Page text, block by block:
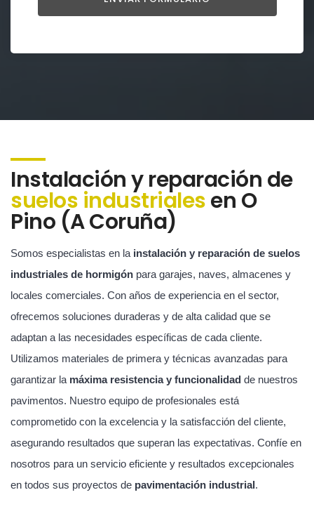
Instalación y reparación de
suelos industrialesen O
Pino (A Coruña)
Somos especialistas en la instalación y reparación de suelos
industriales de hormigón para garajes, naves, almacenes y
locales comerciales. Con años de experiencia en el sector,
ofrecemos soluciones duraderas y de alta calidad que se
adaptan a las necesidades específicas de cada cliente.
Utilizamos materiales de primera y técnicas avanzadas para
garantizar la máxima resistencia y funcionalidad de nuestros
pavimentos. Nuestro equipo de profesionales está
comprometido con la excelencia y la satisfacción del cliente,
asegurando resultados que superan las expectativas. Confíe en
nosotros para un servicio eficiente y resultados excepcionales
en todos sus proyectos de pavimentación industrial.